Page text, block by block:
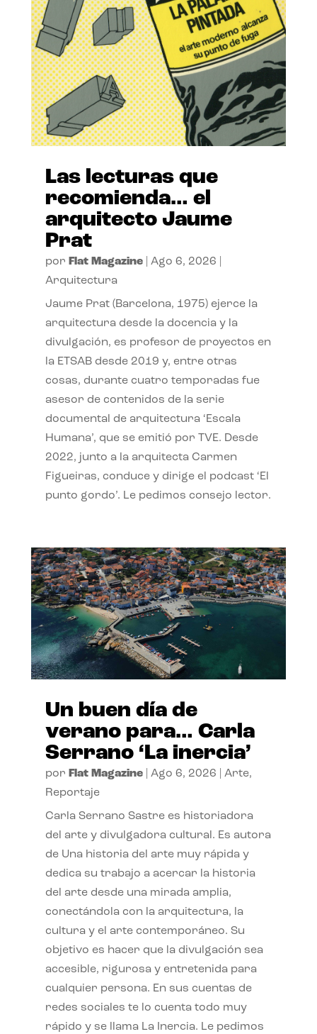
Las lecturas que
recomienda… el
arquitecto Jaume
Prat
por Flat Magazine| Ago 6, 2026
Arquitectura
Jaume Prat (Barcelona, 1975) ejerce la
arquitectura desde la docencia y la
divulgación, es profesor de proyectos en
la ETSAB desde 2019 y, entre otras
cosas, durante cuatro temporadas fue
asesor de contenidos de la serie
documental de arquitectura ‘Escala
Humana’, que se emitió por TVE. Desde
2022, junto a la arquitecta Carmen
Figueiras, conduce y dirige el podcast ‘El
punto gordo’. Le pedimos consejo lector.
Un buen día de
verano para… Carla
Serrano ‘La inercia’
por Flat Magazine| Ago 6, 2026 Arte,
Reportaje
Carla Serrano Sastre es historiadora
del arte y divulgadora cultural. Es autora
de Una historia del arte muy rápida y
dedica su trabajo a acercar la historia
del arte desde una mirada amplia,
conectándola con la arquitectura, la
cultura y el arte contemporáneo. Su
objetivo es hacer que la divulgación sea
accesible, rigurosa y entretenida para
cualquier persona. En sus cuentas de
redes sociales te lo cuenta todo muy
rápido y se llama La Inercia. Le pedimos